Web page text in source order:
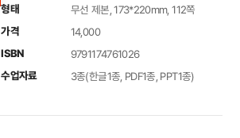
형태 무선 제본, 173*220mm, 112쪽
가격 14,000
ISBN 9791174761026
수업자료 3종(한글1종, PDF1종, PPT1종)